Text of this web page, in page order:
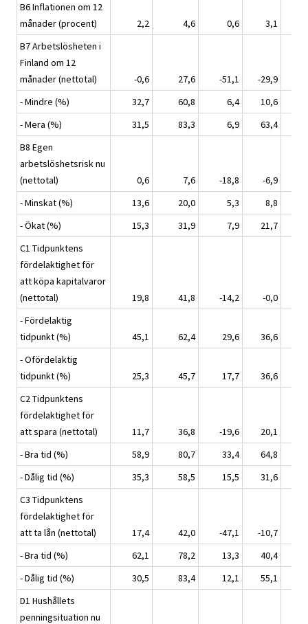
B6 Inflationen om 12
månader (procent)
2,2 4,6 0,6 3,1
B7 Arbetslösheten i
Finland om 12
månader (nettotal)
-0,6 27,6 -51,1 -29,9
- Mindre (%)
32,7 60,8 6,4 10,6
- Mera (%)
31,5 83,3 6,9 63,4
B8 Egen
arbetslöshetsrisk nu
(nettotal)
0,6 7,6 -18,8 -6,9
- Minskat (%)
13,6 20,0 5,3 8,8
- Ökat (%)
15,3 31,9 7,9 21,7
C1 Tidpunktens
fördelaktighet för
att köpa kapitalvaror
(nettotal)
19,8 41,8 -14,2 -0,0
- Fördelaktig
tidpunkt (%)
45,1 62,4 29,6 36,6
- Ofördelaktig
tidpunkt (%)
25,3 45,7 17,7 36,6
C2 Tidpunktens
fördelaktighet för
att spara (nettotal)
11,7 36,8 -19,6 20,1
- Bra tid (%)
58,9 80,7 33,4 64,8
- Dålig tid (%)
35,3 58,5 15,5 31,6
C3 Tidpunktens
fördelaktighet för
att ta lån (nettotal)
17,4 42,0 -47,1 -10,7
- Bra tid (%)
62,1 78,2 13,3 40,4
- Dålig tid (%)
30,5 83,4 12,1 55,1
D1 Hushållets
penningsituation nu